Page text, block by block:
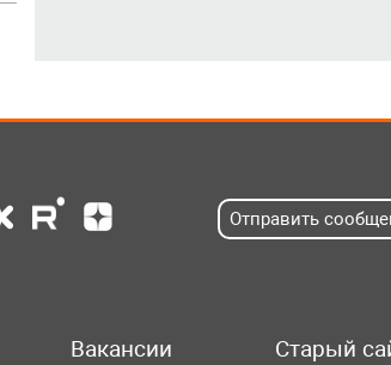
Отправить
Вакансии Старый